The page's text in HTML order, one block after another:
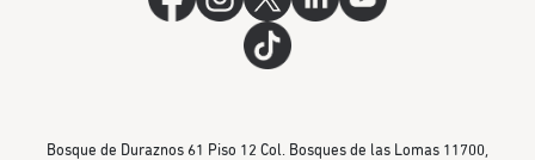
Bosque de Duraznos 61 Piso 12 Col. Bosques de las Lomas 11700,